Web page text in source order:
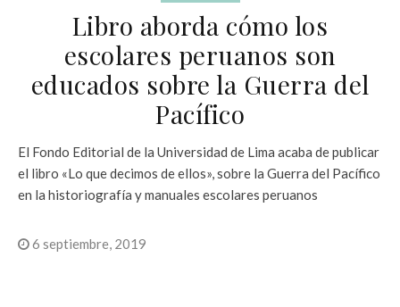
Libro aborda cómo los
escolares peruanos son
educados sobre la Guerra del
Pacífico
El Fondo Editorial de la Universidad de Lima acaba de publicar
el libro «Lo que decimos de ellos», sobre la Guerra del Pacífico
en la historiografía y manuales escolares peruanos
6 septiembre, 2019